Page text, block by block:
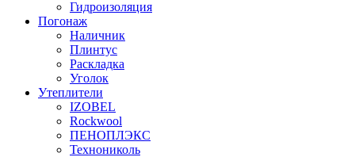
Гидроизоляция
Погонаж
Наличник
Плинтус
Раскладка
Уголок
Утеплители
IZOBEL
Rockwool
ПЕНОПЛЭКС
Технониколь